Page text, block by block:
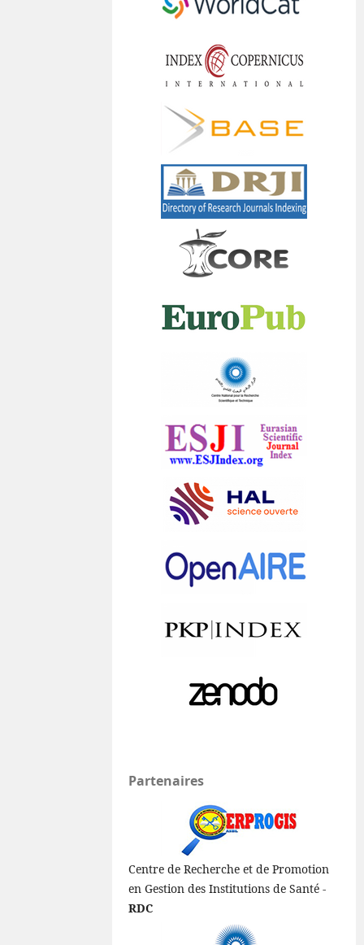
Partenaires
Centre de Recherche et de Promotion
en Gestion des Institutions de Santé -
RDC